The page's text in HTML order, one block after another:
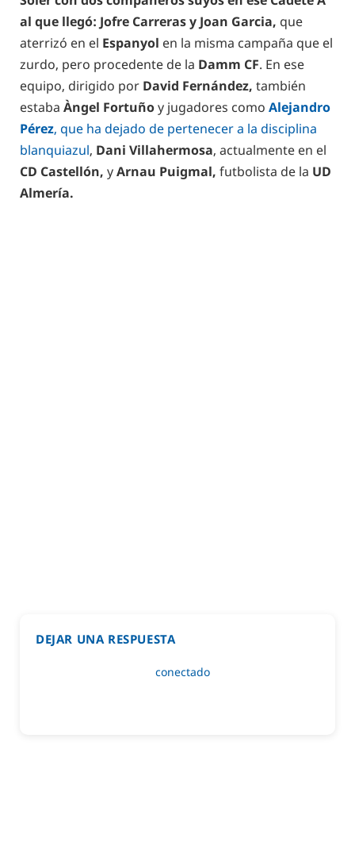
al que llegó: Jofre Carreras y Joan Garcia, que
aterrizó en el Espanyol en la misma campaña que el
zurdo, pero procedente de la Damm CF. En ese
equipo, dirigido por David Fernández, también
estaba Àngel Fortuñoy jugadores como Alejandro
Pérez, que ha dejado de pertenecer a la disciplina
blanquiazul, Dani Villahermosa, actualmente en el
CD Castellón, yArnau Puigmal, futbolista de la UD
Almería.
DEJAR UNA RESPUESTA
conectado